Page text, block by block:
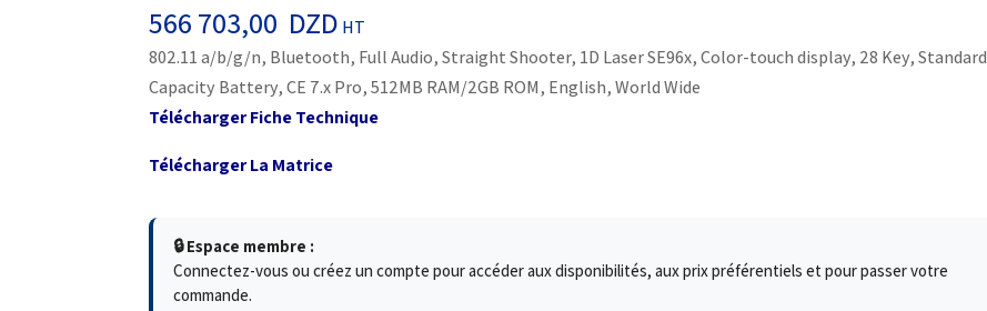
566 703,00 DZD HT
802.11 a/b/g/n, Bluetooth, Full Audio, Straight Shooter, 1D Laser SE96x, Color-touch display, 28 Key, Standard
Capacity Battery, CE 7.x Pro, 512MB RAM/2GB ROM, English, World Wide
Télécharger Fiche Technique
Télécharger La Matrice
🔒 Espace membre :
Connectez-vous ou créez un compte pour accéder aux disponibilités, aux prix préférentiels et pour passer votre
commande.